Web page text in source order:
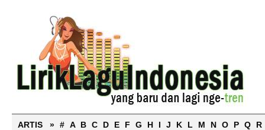
ARTIS » # A B C D E F G H I J K L M N O P Q R